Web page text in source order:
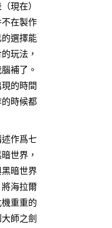
現在）
在製作
選擇能
玩法，
補了。
的時間
時候都
作爲七
世界，
暗世界
海拉爾
重重的
師之劍